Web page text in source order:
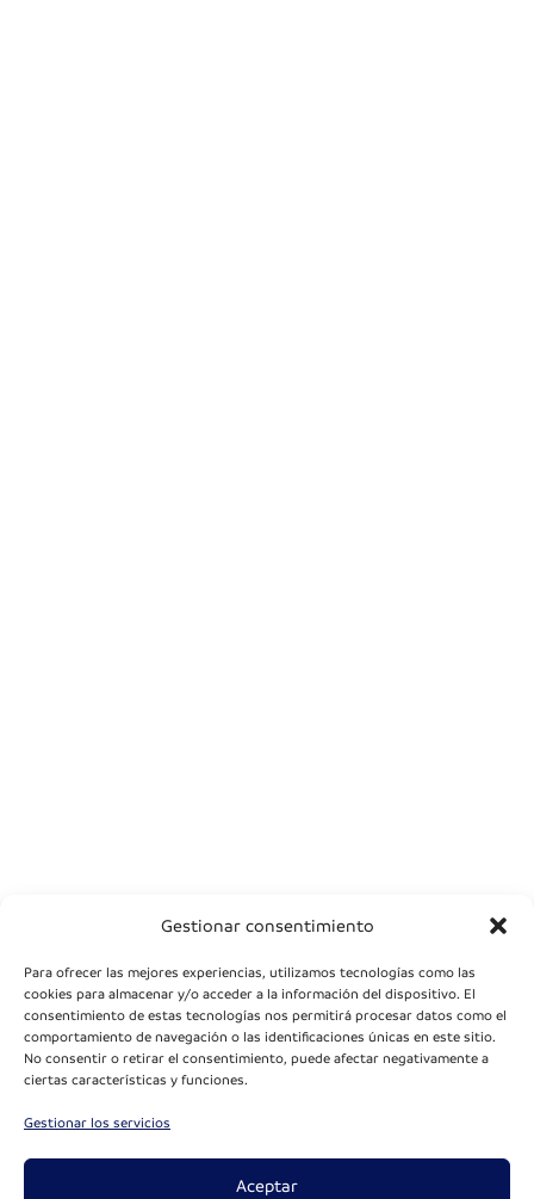
Gestionar consentimiento
Para ofrecer las mejores experiencias, utilizamos tecnologías como las
cookies para almacenar y/o acceder a la información del dispositivo. El
consentimiento de estas tecnologías nos permitirá procesar datos como el
comportamiento de navegación o las identificaciones únicas en este sitio.
No consentir o retirar el consentimiento, puede afectar negativamente a
ciertas características y funciones.
Gestionar los servicios
Aceptar